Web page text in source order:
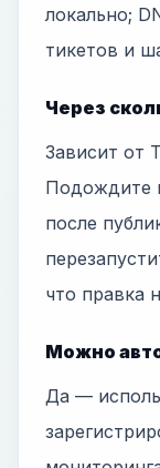
локально;
тикетов и
Через
Зависит от
Подождите
после
что правка
Можно
Да —